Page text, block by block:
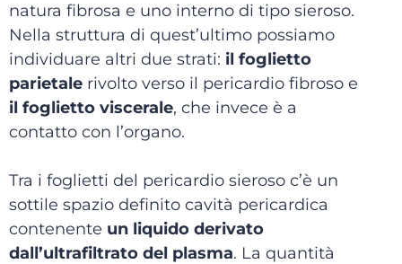
natura fibrosa e uno interno di tipo sieroso.
Nella struttura di quest’ultimo possiamo
individuare altri due strati: il foglietto
parietale rivolto verso il pericardio fibroso e
il foglietto viscerale, che invece è a
contatto con l’organo.
Tra i foglietti del pericardio sieroso c’è un
sottile spazio definito cavità pericardica
contenente un liquido derivato
dall’ultrafiltrato del plasma. La quantità